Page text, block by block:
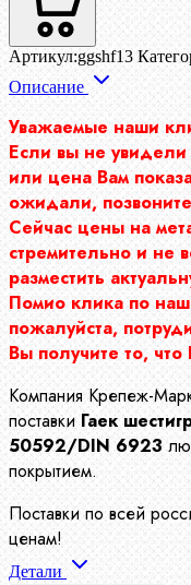
Артикул:ggshf13
Описание
Уважаемые наши
Если вы не
или цена Вам
ожидали,
Сейчас цены на
стремительно и не
разместить
Помио клика по
пожалуйста,
Вы получите то,
Компания Крепеж-
поставки Гаек
50592/DIN 6923
покрытием.
Поставки по всей
ценам!
Детали